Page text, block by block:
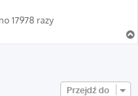
17978 razy
Przejdź do